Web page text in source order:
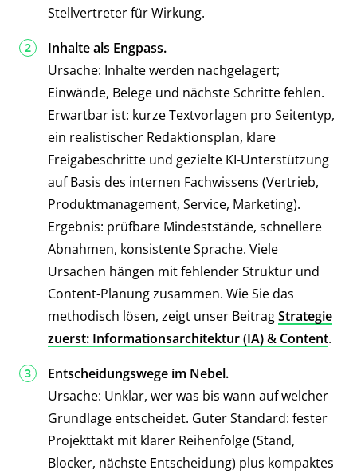
Stellvertreter für Wirkung.
Inhalte als Engpass.
Ursache: Inhalte werden nachgelagert;
Einwände, Belege und nächste Schritte fehlen.
Erwartbar ist: kurze Textvorlagen pro Seitentyp,
ein realistischer Redaktionsplan, klare
Freigabeschritte und gezielte KI-Unterstützung
auf Basis des internen Fachwissens (Vertrieb,
Produktmanagement, Service, Marketing).
Ergebnis: prüfbare Mindeststände, schnellere
Abnahmen, konsistente Sprache. Viele
Ursachen hängen mit fehlender Struktur und
Content-Planung zusammen. Wie Sie das
methodisch lösen, zeigt unser BeitragStrategie
zuerst: Informationsarchitektur (IA) & Content.
Entscheidungswege im Nebel.
Ursache: Unklar, wer was bis wann auf welcher
Grundlage entscheidet. Guter Standard: fester
Projekttakt mit klarer Reihenfolge (Stand,
Blocker, nächste Entscheidung) plus kompaktes